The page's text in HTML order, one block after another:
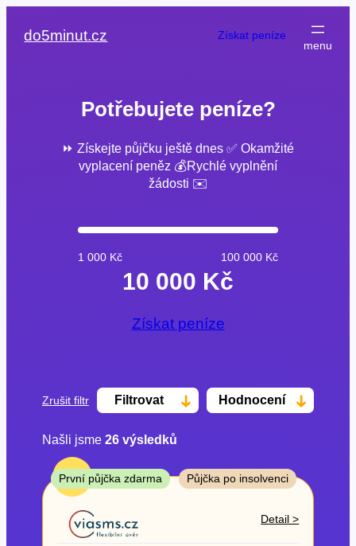
do5minut.cz Získat peníze
Potřebujete peníze?
⏩ Získejte půjčku ještě dnes ✅ Okamžité
vyplacení peněz 💰Rychlé vyplnění
žádosti ✉️
1 000 Kč 100 000 Kč
10 000 Kč
Získat peníze
Zrušit filtr Filtrovat Hodnocení
Cena
Od
Našli jsme 26výsledků
TOP
První půjčka zdarma Půjčka po insolvenci
Detail >